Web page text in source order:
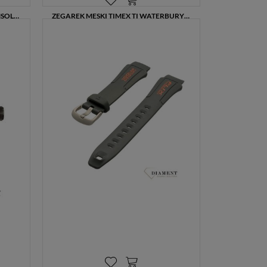
ZEGAREK DAMSKI TIMEX NA BRANSOLECIE Z KWIATKAMI CITY FULL BLOOM ZEGAREK MĘSKI TIMEX TI WATERBURY SZARY AUTOMAT TW2U11600